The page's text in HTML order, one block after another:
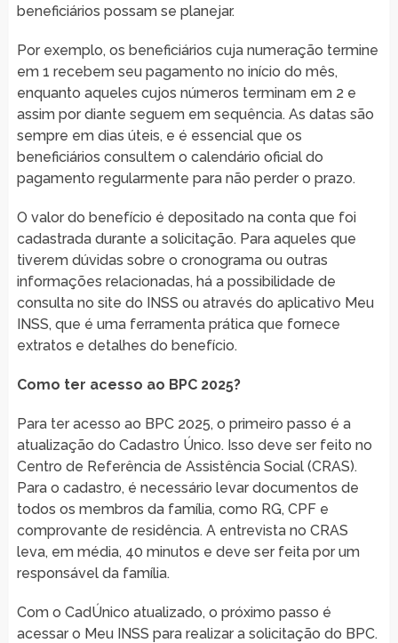
beneficiários possam se planejar.
Por exemplo, os beneficiários cuja numeração termine
em 1 recebem seu pagamento no início do mês,
enquanto aqueles cujos números terminam em 2 e
assim por diante seguem em sequência. As datas são
sempre em dias úteis, e é essencial que os
beneficiários consultem o calendário oficial do
pagamento regularmente para não perder o prazo.
O valor do benefício é depositado na conta que foi
cadastrada durante a solicitação. Para aqueles que
tiverem dúvidas sobre o cronograma ou outras
informações relacionadas, há a possibilidade de
consulta no site do INSS ou através do aplicativo Meu
INSS, que é uma ferramenta prática que fornece
extratos e detalhes do benefício.
Como ter acesso ao BPC 2025?
Para ter acesso ao BPC 2025, o primeiro passo é a
atualização do Cadastro Único. Isso deve ser feito no
Centro de Referência de Assistência Social (CRAS).
Para o cadastro, é necessário levar documentos de
todos os membros da família, como RG, CPF e
comprovante de residência. A entrevista no CRAS
leva, em média, 40 minutos e deve ser feita por um
responsável da família.
Com o CadÚnico atualizado, o próximo passo é
acessar o Meu INSS para realizar a solicitação do BPC.